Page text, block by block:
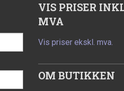
VIS PRISER
MVA
Vis priser ekskl. mva.
OM BUTIKKEN